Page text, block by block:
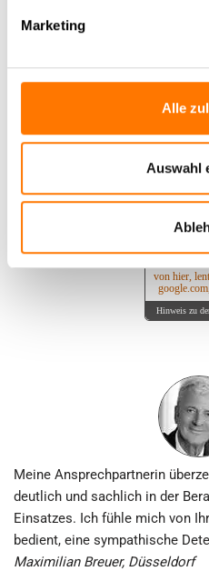
Marketing
Alle
Auswahl
Co.
1.623
von hier,
Hinweis zu
Meine Ansprechpartnerin
deutlich und sachlich in der
Einsatzes. Ich fühle mich von
bedient, eine sympathische
Maximilian Breuer, Düsseldorf